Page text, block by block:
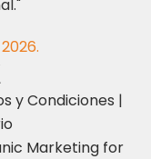
y Condiciones |
Marketing for